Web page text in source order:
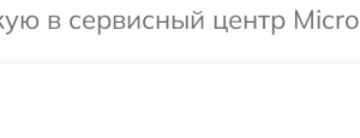
в сервисный центр